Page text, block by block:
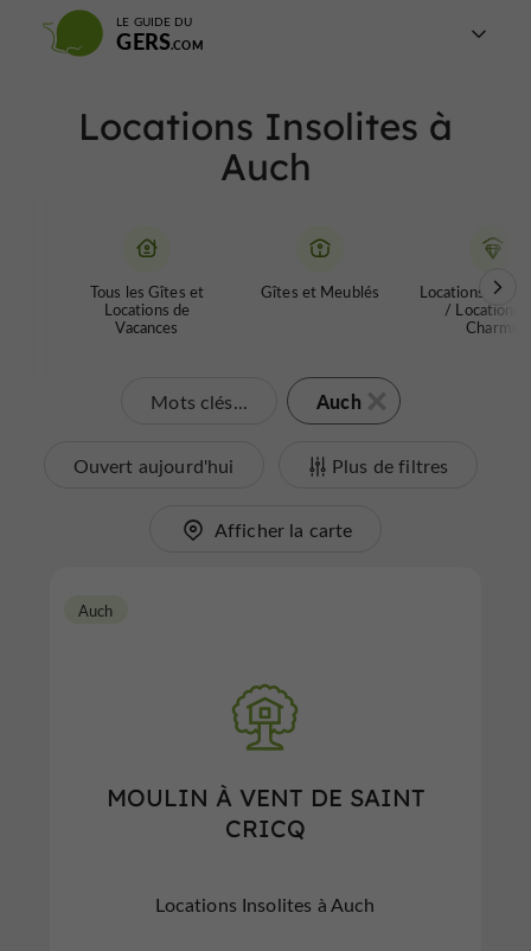
LE GUIDE DU
GERS
Locations Insolites à
Auch
Tous les Gîtes et
Locations de
Vacances
Gîtes et Meublés
Locations de
/ Locations
Charme
Mots clés... Auch
Ouvert aujourd'hui Plus de filtres
Afficher la carte
MOULIN À VENT DE SAINT
CRICQ
Auch
Locations Insolites à Auch